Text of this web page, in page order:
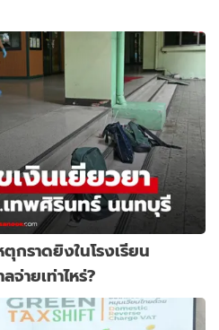
กราดยิงในโรงเรียน
ายเท่าไหร่?